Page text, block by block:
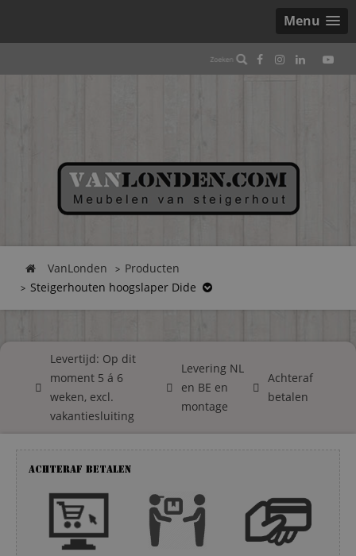
Menu
VanLonden
Producten
Steigerhouten hoogslaper Dide
Levertijd: Op dit
moment 5 á 6
weken, excl.
vakantiesluiting
Levering NL
en BE en
montage
Achteraf
betalen
Achteraf betalen